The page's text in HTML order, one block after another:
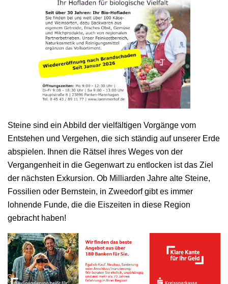
Steine sind ein Abbild der vielfältigen Vorgänge vom
Entstehen und Vergehen, die sich ständig auf unserer Erde
abspielen. Ihnen die Rätsel ihres Weges von der
Vergangenheit in die Gegenwart zu entlocken ist das Ziel
der nächsten Exkursion. Ob Milliarden Jahre alte Steine,
Fossilien oder Bernstein, in Zweedorf gibt es immer
lohnende Funde, die die Eiszeiten in diese Region
gebracht haben!